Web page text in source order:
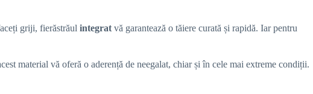
griji, fierăstrăul integrat vă garantează o tăiere curată și rapidă. Iar pentru
material vă oferă o aderență de neegalat, chiar și în cele mai extreme condiții.